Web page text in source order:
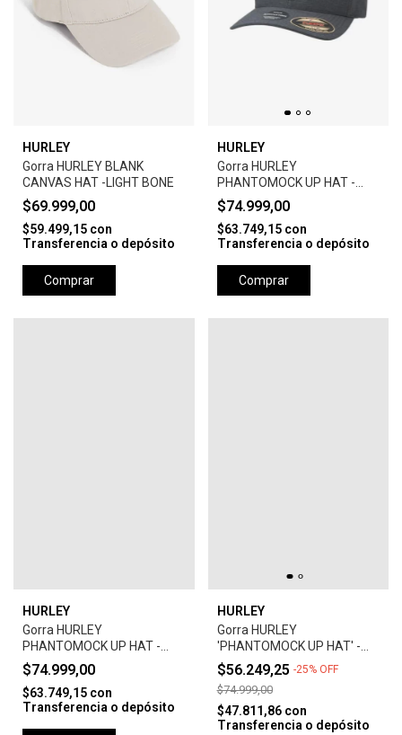
HURLEY
Gorra HURLEY BLANK
CANVAS HAT -LIGHT BONE
$69.999,00
$59.499,15 con
Transferencia o depósito
Comprar
HURLEY
Gorra HURLEY
PHANTOMOCK UP HAT -
BLACK
$74.999,00
$63.749,15 con
Transferencia o depósito
Comprar
HURLEY
Gorra HURLEY
PHANTOMOCK UP HAT -
GREY
$74.999,00
$63.749,15 con
Transferencia o depósito
HURLEY
Gorra HURLEY
'PHANTOMOCK UP HAT' -
UNIVERSTY RED
$56.249,25 -25% OFF
$74.999,00
$47.811,86 con
Transferencia o depósito